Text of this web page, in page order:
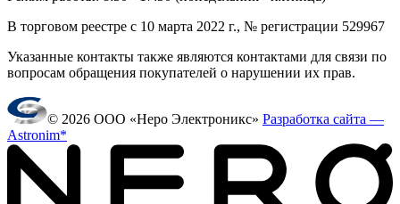
В торговом реестре с 10 марта 2022 г., № регистрации 529967
Указанные контакты также являются контактами для связи по
вопросам обращения покупателей о нарушении их прав.
© 2026 ООО «Неро Электроникс» Разработка сайта —
Astronim*